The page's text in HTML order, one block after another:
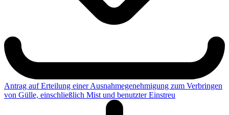
Antrag auf Erteilung einer Ausnahmegenehmigung zum Verbringen
von Gülle, einschließlich Mist und benutzter Einstreu